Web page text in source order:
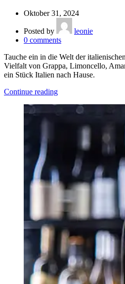
Oktober 31, 2024
Posted by
leonie
0 comments
Tauche ein in die Welt der
Vielfalt von Grappa, Limoncello,
ein Stück Italien nach Hause.
Continue reading